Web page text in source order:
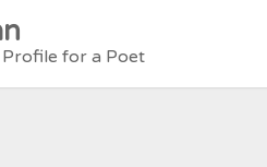
for a Poet